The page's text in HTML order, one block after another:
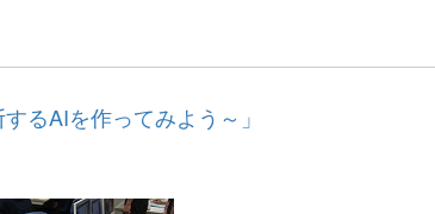
るAIを作ってみよう～」